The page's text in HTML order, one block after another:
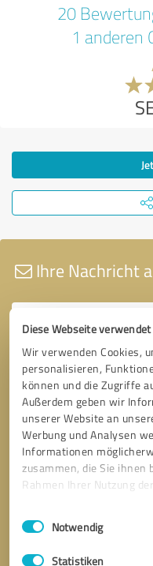
Diese Webseite verwendet
Wir verwenden Cookies,
personalisieren,
können und die Zugriffe
Außerdem geben wir
unserer Website an
Werbung und Analysen
Informationen
zusammen, die Sie ihnen
Rahmen Ihrer Nutzung
Impressum
Einwilligungsauswahl
Notwendig
Statistiken
20
1 anderen
Ihre Nachricht